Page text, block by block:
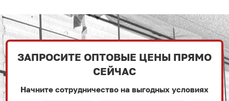
ЗАПРОСИТЕ ОПТОВЫЕ ЦЕНЫ ПРЯМО
СЕЙЧАС
Начните сотрудничество на выгодных условиях